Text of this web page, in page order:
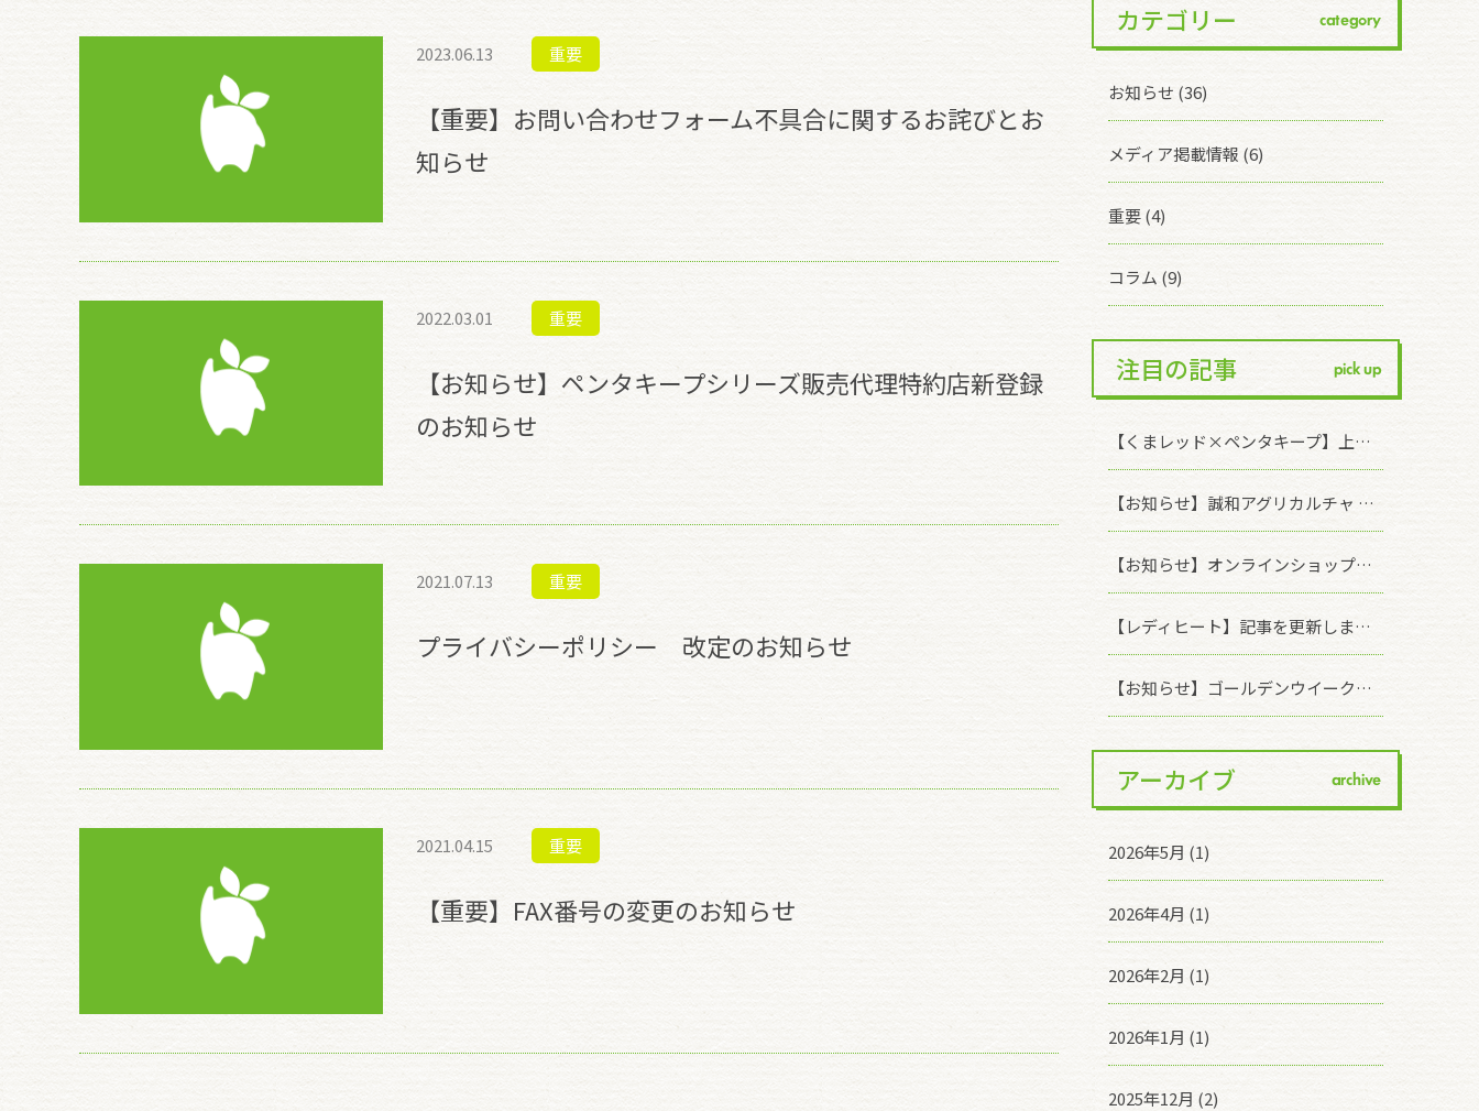
2023.06.13 重要
【重要】お問い合わせフォーム不具合に関するお詫びとお
知らせ
2022.03.01 重要
【お知らせ】ペンタキープシリーズ販売代理特約店新登録
のお知らせ
2021.07.13 重要
プライバシーポリシー 改定のお知らせ
2021.04.15 重要
【重要】FAX番号の変更のお知らせ
カテゴリー category
お知らせ (36)
メディア掲載情報 (6)
重要 (4)
コラム (9)
注目の記事 pick up
【くまレッド×ペンタキープ】上手な使い方のご案内
【お知らせ】誠和アグリカルチャ オンラインショップ価格改定のお知らせ
【お知らせ】オンラインショップに商品を追加しました
【レディヒート】記事を更新しました！「塗布濃度の違いによる効果の差について」
【お知らせ】ゴールデンウイーク休業期間について
アーカイブ archive
2026年5月 (1)
2026年4月 (1)
2026年2月 (1)
2026年1月 (1)
2025年12月 (2)